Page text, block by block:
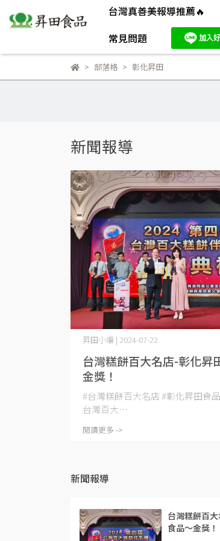
台灣真善美報導推薦🔥
常見問題
部落格 彰化昇田
新聞報導
台灣糕餅百大名店-彰化昇
金獎！
昇田小編 | 2024-07-22
#台灣糕餅百大名店 #彰化昇田食
台灣百大⋯
閱讀更多 ->
新聞報導
台灣糕餅百
食品～金獎！